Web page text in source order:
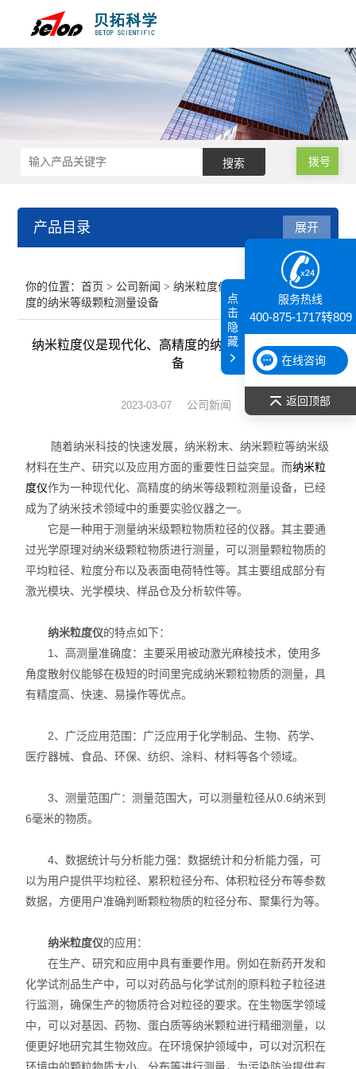
拨号
产品目录
纳米粒度仪
膜厚仪
拉曼光谱仪
差示/热重/差热/热分析
红外光谱（IR、傅立叶）
扫描探针显微镜/原子力
低温恒温器
激光光散射仪
扫描电镜（SEM）
分析仪器-光谱
透反射率测量仪
等离子清洗机
代理产品
光学显微镜
展开
你的位置：首页 > 公司新闻 > 纳米粒度仪是现代化、高精
度的纳米等级颗粒测量设备
纳米粒度仪是现代化、高精度的纳米等级颗粒测量设
备
2023-03-07 公司新闻
随着纳米科技的快速发展，纳米粉末、纳米颗粒等纳米级
材料在生产、研究以及应用方面的重要性日益突显。而纳米粒
度仪作为一种现代化、高精度的纳米等级颗粒测量设备，已经
成为了纳米技术领域中的重要实验仪器之一。
它是一种用于测量纳米级颗粒物质粒径的仪器。其主要通
过光学原理对纳米级颗粒物质进行测量，可以测量颗粒物质的
平均粒径、粒度分布以及表面电荷特性等。其主要组成部分有
激光模块、光学模块、样品仓及分析软件等。
纳米粒度仪的特点如下：
1、高测量准确度：主要采用被动激光麻棱技术，使用多
角度散射仪能够在极短的时间里完成纳米颗粒物质的测量，具
有精度高、快速、易操作等优点。
2、广泛应用范围：广泛应用于化学制品、生物、药学、
医疗器械、食品、环保、纺织、涂料、材料等各个领域。
3、测量范围广：测量范围大，可以测量粒径从0.6纳米到
6毫米的物质。
4、数据统计与分析能力强：数据统计和分析能力强，可
以为用户提供平均粒径、累积粒径分布、体积粒径分布等参数
数据，方便用户准确判断颗粒物质的粒径分布、聚集行为等。
纳米粒度仪的应用：
在生产、研究和应用中具有重要作用。例如在新药开发和
化学试剂品生产中，可以对药品与化学试剂的原料粒子粒径进
行监测，确保生产的物质符合对粒径的要求。在生物医学领域
中，可以对基因、药物、蛋白质等纳米颗粒进行精细测量，以
便更好地研究其生物效应。在环境保护领域中，可以对沉积在
服务热线
400-875-1717转809
在线咨询
返回顶部
点
击
隐
藏